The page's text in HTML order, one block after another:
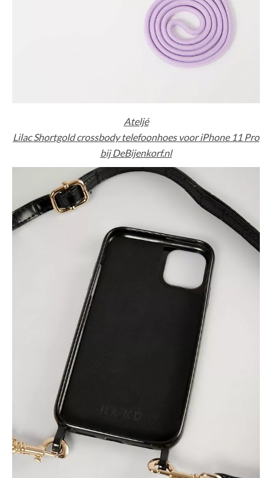
Ateljé
Lilac Shortgold crossbody telefoonhoes voor iPhone 11 Pro
bij DeBijenkorf.nl